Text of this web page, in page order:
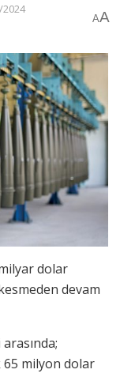
AA
dolar
devam
65 milyon dolar